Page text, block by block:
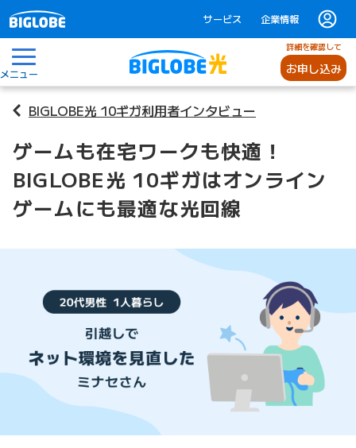
サービス 企業情報
メニュー
詳細を確認して
お申し込み
BIGLOBE光 10ギガ利用者インタビュー
ゲームも在宅ワークも快適！
BIGLOBE光 10ギガはオンライン
ゲームにも最適な光回線